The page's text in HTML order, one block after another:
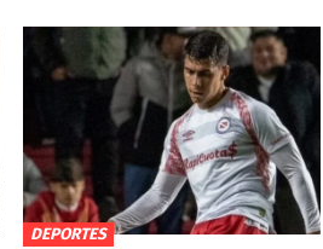
DEPORTES